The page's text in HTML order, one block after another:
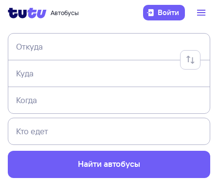
Автобусы Войти
Откуда
Куда
Когда
Кто едет
Найти автобусы